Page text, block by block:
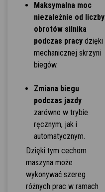
Maksymalna moc
niezależnie od liczby
obrotów silnika
podczas pracydzięki
mechanicznej skrzyni
biegów.
Zmiana biegu
podczas jazdy
zarówno w trybie
ręcznym, jak i
automatycznym.
Dzięki tym cechom
maszyna może
wykonywać szereg
różnych prac w ramach